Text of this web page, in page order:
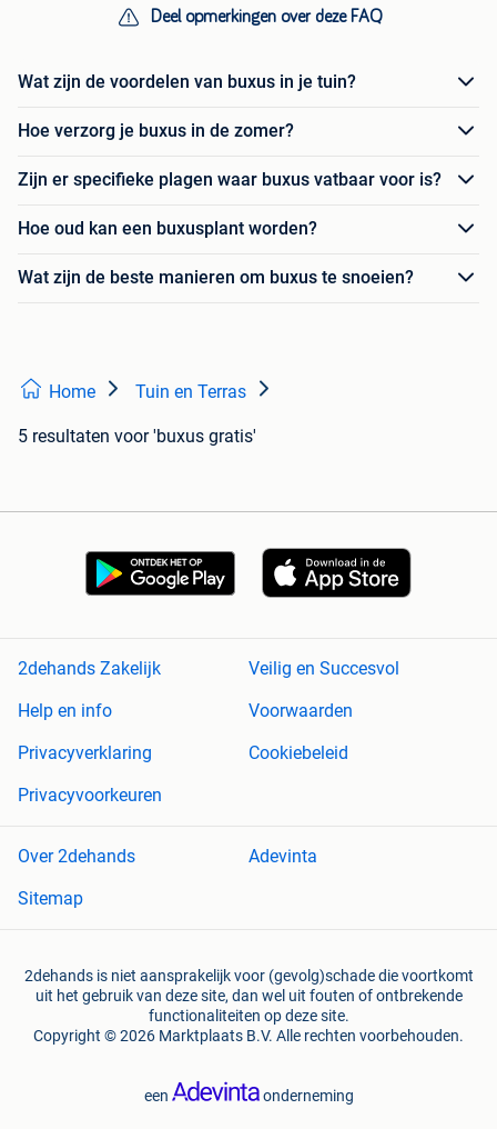
Deel opmerkingen over deze FAQ
Wat zijn de voordelen van buxus in je tuin?
Hoe verzorg je buxus in de zomer?
Zijn er specifieke plagen waar buxus vatbaar voor is?
Hoe oud kan een buxusplant worden?
Wat zijn de beste manieren om buxus te snoeien?
Home Tuin en Terras
5 resultaten voor 'buxus gratis'
2dehands Zakelijk
Veilig en Succesvol
Help en info
Voorwaarden
Privacyverklaring
Cookiebeleid
Privacyvoorkeuren
Over 2dehands
Adevinta
Sitemap
2dehands is niet aansprakelijk voor (gevolg)schade die voortkomt
uit het gebruik van deze site, dan wel uit fouten of ontbrekende
functionaliteiten op deze site.
Copyright © 2026 Marktplaats B.V. Alle rechten voorbehouden.
een onderneming